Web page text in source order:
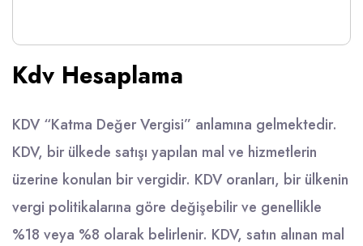
Kdv Hesaplama
KDV “Katma Değer Vergisi” anlamına gelmektedir.
KDV, bir ülkede satışı yapılan mal ve hizmetlerin
üzerine konulan bir vergidir. KDV oranları, bir ülkenin
vergi politikalarına göre değişebilir ve genellikle
%18 veya %8 olarak belirlenir. KDV, satın alınan mal